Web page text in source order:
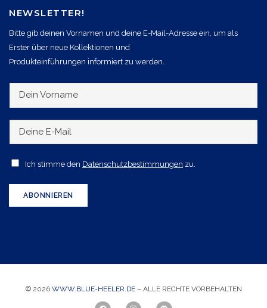
NEWSLETTER!
Bitte gib deinen Vornamen und deine E-Mail-Adresse ein, um als
Erster über neue Kollektionen und
Produkteinführungen informiert zu werden.
e
i
o
r
e
E
A
Ich stimme den Datenschutzbestimmungen zu.
ABONNIEREN
© 2026 WWW.BLUE-HEELER.DE – ALLE RECHTE VORBEHALTEN